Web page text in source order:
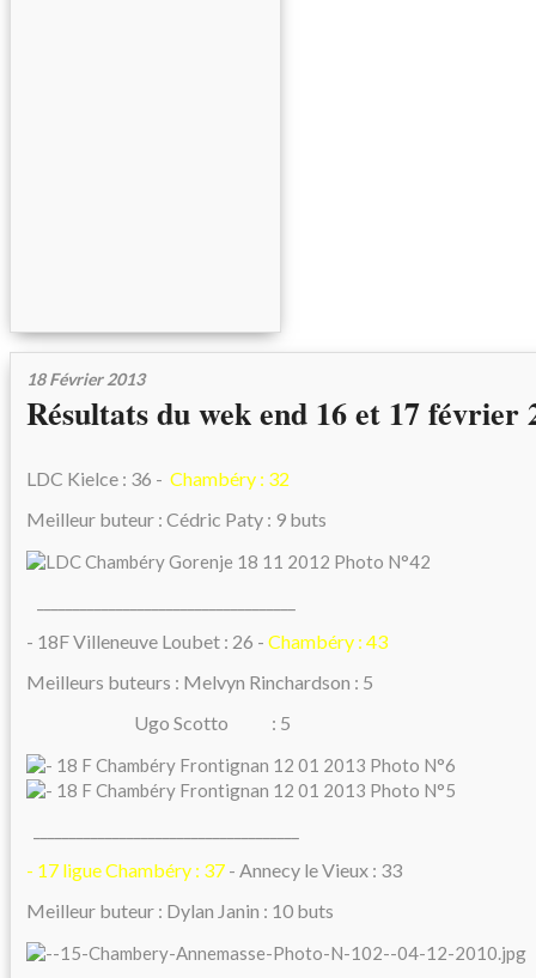
18 Février 2013
Résultats du wek end 16 et 17 février
LDC Kielce : 36 - Chambéry : 32
Meilleur buteur : Cédric Paty : 9 buts
- 18F Villeneuve Loubet : 26 - Chambéry : 43
Meilleurs buteurs : Melvyn Rinchardson : 5
Ugo Scotto : 5
- 17 ligue Chambéry : 37 - Annecy le Vieux : 33
Meilleur buteur : Dylan Janin : 10 buts